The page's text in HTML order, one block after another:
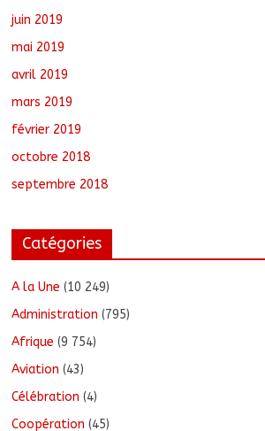
juin 2019
mai 2019
avril 2019
mars 2019
février 2019
octobre 2018
septembre 2018
Catégories
A la Une (10 249)
Administration (795)
Afrique (9 754)
Aviation (43)
Célébration (4)
Coopération (45)